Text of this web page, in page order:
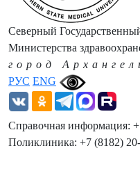
РУС ENG
Северный
Министерства
город
Справочная информация:
Поликлиника: +7 (8182)